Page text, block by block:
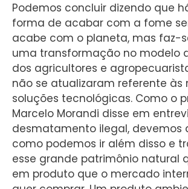
Podemos concluir dizendo que
forma de acabar com a fome
acabe com o planeta, mas faz-
uma transformação no modelo
dos agricultores e
não se atualizaram referente às
soluções tecnológicas. Como o
Marcelo Morandi disse em
desmatamento ilegal, devemos
como podemos ir além disso e
esse grande patrimônio natural
em produto que o mercado